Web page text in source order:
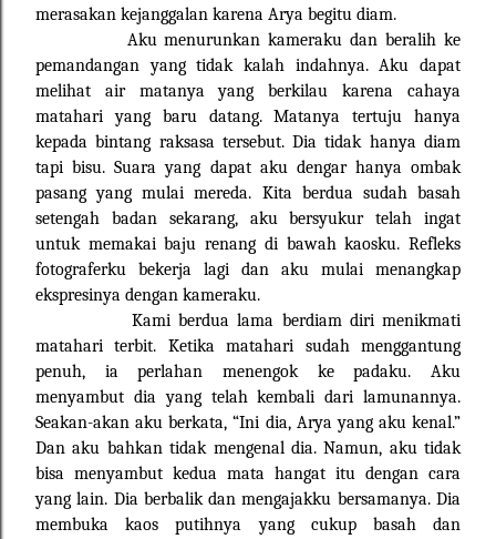
merasakan kejanggalan karena Arya begitu diam.
Aku menurunkan kameraku dan beralih ke
pemandangan yang tidak kalah indahnya. Aku dapat
melihat air matanya yang berkilau karena cahaya
matahari yang baru datang. Matanya tertuju hanya
kepada bintang raksasa tersebut. Dia tidak hanya diam
tapi bisu. Suara yang dapat aku dengar hanya ombak
pasang yang mulai mereda. Kita berdua sudah basah
setengah badan sekarang, aku bersyukur telah ingat
untuk memakai baju renang di bawah kaosku. Refleks
fotograferku bekerja lagi dan aku mulai menangkap
ekspresinya dengan kameraku.
Kami berdua lama berdiam diri menikmati
matahari terbit. Ketika matahari sudah menggantung
penuh, ia perlahan menengok ke padaku. Aku
menyambut dia yang telah kembali dari lamunannya.
Seakan-akan aku berkata, “Ini dia, Arya yang aku kenal.”
Dan aku bahkan tidak mengenal dia. Namun, aku tidak
bisa menyambut kedua mata hangat itu dengan cara
yang lain. Dia berbalik dan mengajakku bersamanya. Dia
membuka kaos putihnya yang cukup basah dan